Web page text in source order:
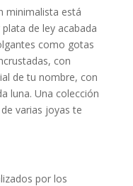
minimalista está
de ley acabada
como gotas
con
de tu nombre, con
luna. Una colección
varias joyas te
por los